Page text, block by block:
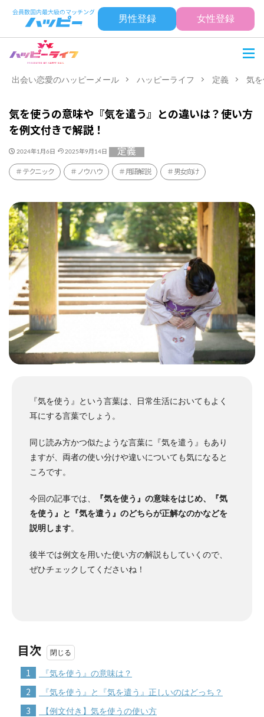
男性登録 女性登録
出会い恋愛のハッピーメール ハッピーライフ 定義 気
気を使うの意味や『気を遣う』との違いは？使い方
を例文付きで解説！
2024年1月6日 2025年9月14日 定義
テクニック ノウハウ 用語解説 男女向け
『気を使う』という言葉は、日常生活においてもよく
耳にする言葉でしょう。
同じ読み方かつ似たような言葉に『気を遣う』もあり
ますが、両者の使い分けや違いについても気になると
ころです。
今回の記事では、
『気を使う』の意味をはじめ、『気
を使う』と『気を遣う』のどちらが正解なのかなどを
説明します。
後半では例文を用いた使い方の解説もしていくので、
ぜひチェックしてくださいね！
目次
1 『気を使う』の意味は？
2 『気を使う』と『気を遣う』正しいのはどっち？
3 【例文付き】気を使うの使い方